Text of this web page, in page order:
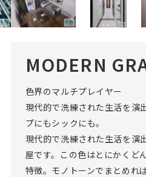
MODERN
色界のマルチプレイヤー
現代的で洗練された生活を演
プにもシックにも。
現代的で洗練された生活を演
屋です。この色はとにかくど
特徴。モノトーンでまとめれ